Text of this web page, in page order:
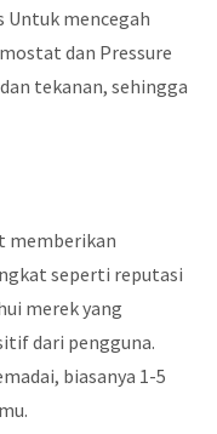
Untuk mencegah
dan Pressure
tekanan, sehingga
memberikan
seperti reputasi
merek yang
dari pengguna.
biasanya 1-5